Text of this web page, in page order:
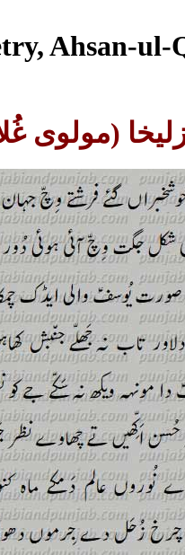
Ahsan-
(مولوی